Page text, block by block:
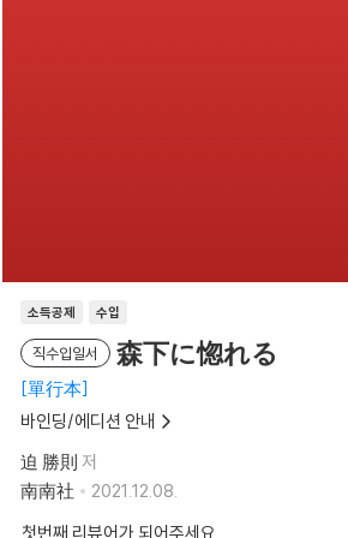
소득공제 수입
직수입일서 森下に惚れる
單行本
바인딩/에디션 안내
迫 勝則 저
南南社
2021.12.08.
첫번째 리뷰어가 되어주세요